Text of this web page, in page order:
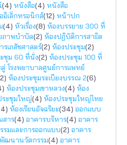
(4) หนังสือ(4) หนังสือ
อิเล็กทรอนิกส์(12) หน้าปก
(4) หัวเรื่อง(8) ห้องบรรยาย 300 ที่
ภาพบำบัด(2) ห้องปฏิบัติการสาธิต
เภสัชศาสตร์(2) ห้องประชุม(2)
ชุม 60 ที่นั่ง(2) ห้องประชุม 100 ที่
โรงพยาบาลศูนย์การแพทย์
ห้องประชุมระเบียงบรรณ 2(6)
ห้องประชุมเขาหลวง(4) ห้อง
ระชุมใหญ่(4) ห้องประชุมใหญ่ไทย
ห้องเรียนอัจฉริยะ(34) ออกแบบ
สาร(4) อาคารบริหาร(4) อาคาร
มเเละการออกแบบ(2) อาคาร
ฒนานวัตกรรม(4) อาคาร